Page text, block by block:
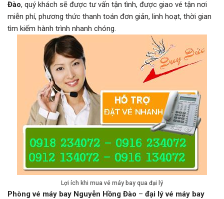
Đào, quý khách sẽ được tư vấn tận tình, được giao vé tận nơi
miễn phí, phương thức thanh toán đơn giản, linh hoạt, thời gian
tìm kiếm hành trình nhanh chóng.
Lợi ích khi mua vé máy bay qua đại lý
Phòng vé máy bay Nguyễn Hồng Đào – đại lý vé máy bay